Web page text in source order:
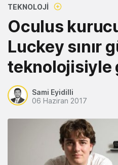
TEKNOLOJI
Oculus
Luckey sınır
teknolojisiyle
Sami Eyidilli
06 Haziran 2017